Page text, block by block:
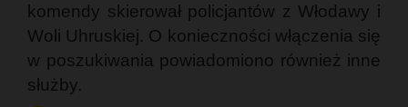
komendy skierował policjantów z Włodawy i
Woli Uhruskiej. O konieczności włączenia się
w poszukiwania powiadomiono również inne
służby.